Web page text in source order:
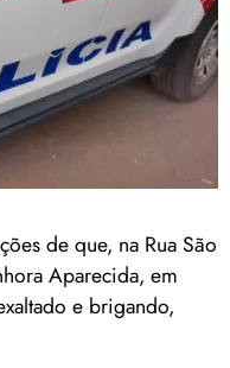
de que, na Rua São
Aparecida, em
e brigando,